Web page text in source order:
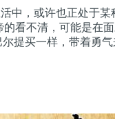
中，或许也正处于某
的看不清，可能是在
提买一样，带着勇